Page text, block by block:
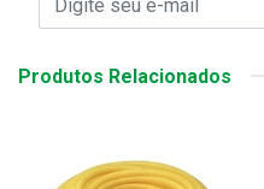
Produtos Relacionados